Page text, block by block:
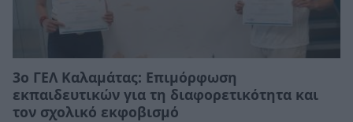
3ο ΓΕΛ Καλαμάτας: Επιμόρφωση
εκπαιδευτικών για τη διαφορετικότητα και
τον σχολικό εκφοβισμό